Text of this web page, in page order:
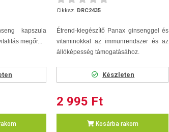
kapszula
megőr...
Cikksz. DRC2435
Étrend-kiegészítő Panax ginsenggel és
vitaminokkal az immunrendszer és az
állóképesség támogatásához.
Készleten
2 995 Ft
Kosárba rakom